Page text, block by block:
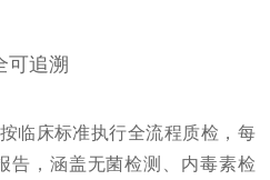
可追溯
临床标准执行全流程质检，每
告，涵盖无菌检测、内毒素检